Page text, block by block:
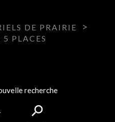
DE PRAIRIE
5 PLACES
recherche
